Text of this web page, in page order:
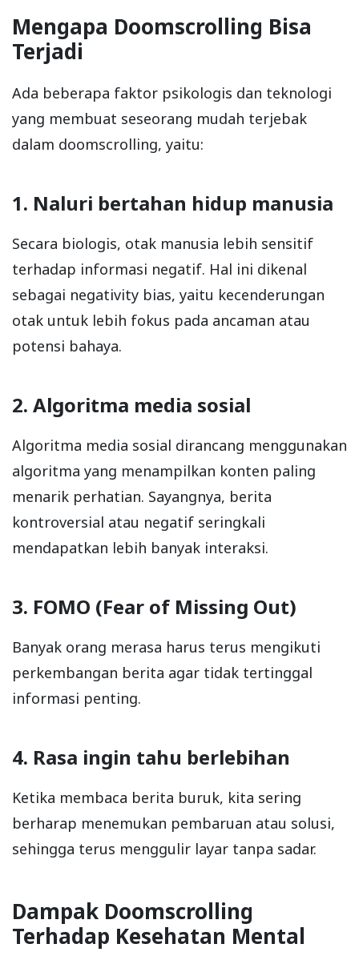
Mengapa Doomscrolling Bisa
Terjadi
Ada beberapa faktor psikologis dan teknologi
yang membuat seseorang mudah terjebak
dalam doomscrolling, yaitu:
1. Naluri bertahan hidup manusia
Secara biologis, otak manusia lebih sensitif
terhadap informasi negatif. Hal ini dikenal
sebagai negativity bias, yaitu kecenderungan
otak untuk lebih fokus pada ancaman atau
potensi bahaya.
2. Algoritma media sosial
Algoritma media sosial dirancang menggunakan
algoritma yang menampilkan konten paling
menarik perhatian. Sayangnya, berita
kontroversial atau negatif seringkali
mendapatkan lebih banyak interaksi.
3. FOMO (Fear of Missing Out)
Banyak orang merasa harus terus mengikuti
perkembangan berita agar tidak tertinggal
informasi penting.
4. Rasa ingin tahu berlebihan
Ketika membaca berita buruk, kita sering
berharap menemukan pembaruan atau solusi,
sehingga terus menggulir layar tanpa sadar.
Dampak Doomscrolling
Terhadap Kesehatan Mental